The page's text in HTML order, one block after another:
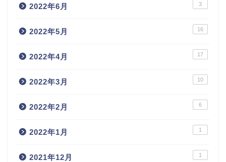
2022年6月 3
2022年5月 16
2022年4月 17
2022年3月 10
2022年2月 6
2022年1月 1
2021年12月 1